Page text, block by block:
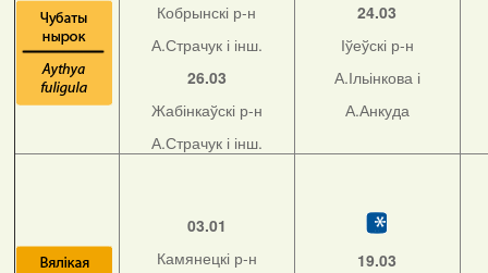
Кобрынскі р-н
А.Страчук і інш.
26.03
Жабінкаўскі р-н
А.Страчук і інш.
24.03
Іўеўскі р-н
А.Ільінкова і
А.Анкуда
03.01
Камянецкі р-н
19.03